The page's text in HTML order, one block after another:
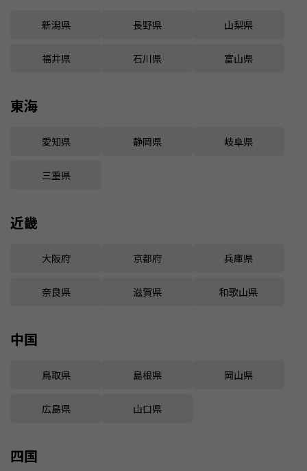
新潟県 長野県 山梨県
福井県 石川県 富山県
東海
愛知県 静岡県 岐阜県
三重県
近畿
大阪府 京都府 兵庫県
奈良県 滋賀県 和歌山県
中国
鳥取県 島根県 岡山県
広島県 山口県
四国